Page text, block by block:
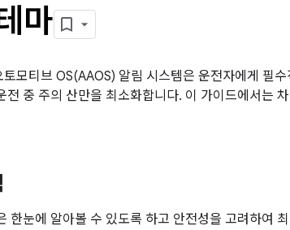
마
토모티브 OS(AAOS) 알림 시스템은 운전자에게 필
전 중 주의 산만을 최소화합니다. 이 가이드에서는
한눈에 알아볼 수 있도록 하고 안전성을 고려하여